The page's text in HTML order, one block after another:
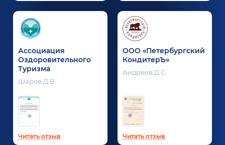
Ассоциация
Оздоровительного
Туризма
Шаров Д.В.
Читать отзыв
ООО «Петербургский
КондитерЪ»
Андреев Д.С.
Читать отзыв